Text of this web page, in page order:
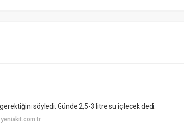
söyledi. Günde 2,5-3 litre su içilecek dedi.
yeniakit.com.tr